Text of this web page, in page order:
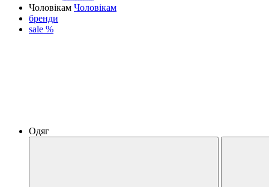
Чоловікам Чоловікам
бренди
sale %
Одяг